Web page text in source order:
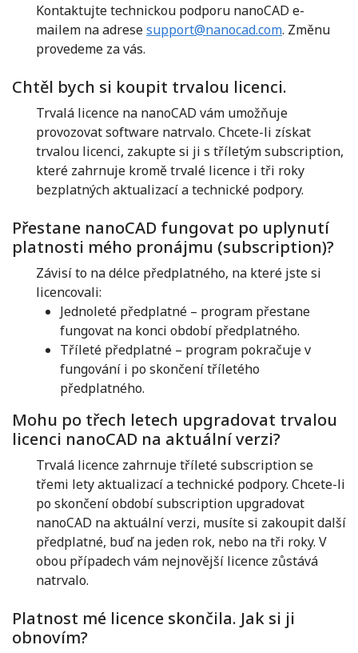
Kontaktujte technickou podporu nanoCAD e-
mailem na adresesupport@nanocad.com. Změnu
provedeme za vás.
Chtěl bych si koupit trvalou licenci.
Trvalá licence na nanoCAD vám umožňuje
provozovat software natrvalo. Chcete-li získat
trvalou licenci, zakupte si ji s tříletým subscription,
které zahrnuje kromě trvalé licence i tři roky
bezplatných aktualizací a technické podpory.
Přestane nanoCAD fungovat po uplynutí
platnosti mého pronájmu (subscription)?
Závisí to na délce předplatného, ​​na které jste si
licencovali:
Jednoleté předplatné – program přestane
fungovat na konci období předplatného.
Tříleté předplatné – program pokračuje v
fungování i po skončení tříletého
předplatného.
Mohu po třech letech upgradovat trvalou
licenci nanoCAD na aktuální verzi?
Trvalá licence zahrnuje tříleté subscription se
třemi lety aktualizací a technické podpory. Chcete-li
po skončení období subscription upgradovat
nanoCAD na aktuální verzi, musíte si zakoupit další
předplatné, buď na jeden rok, nebo na tři roky. V
obou případech vám nejnovější licence zůstává
natrvalo.
Platnost mé licence skončila. Jak si ji
obnovím?